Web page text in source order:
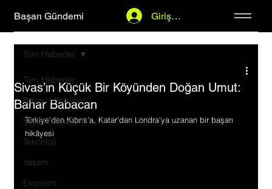
Başarı Gündemi Giriş Yap
Tüm Haberler
Başarı Hikayeleri
Şirket Haberleri
Teknoloji
Yaşam
Ekonomi
Tüm Haberler
Sivas’ın Küçük Bir Köyünden Doğan Umut:
Bahar Babacan
Türkiye’den Kıbrıs’a, Katar’dan Londra’ya uzanan bir başarı
hikâyesi